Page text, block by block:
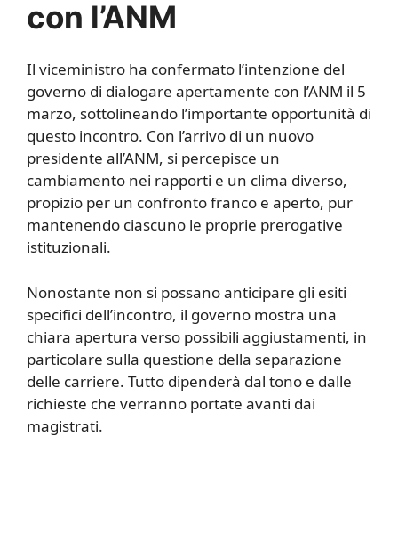
con l’ANM
Il viceministro ha confermato l’intenzione del
governo di dialogare apertamente con l’ANM il 5
marzo, sottolineando l’importante opportunità di
questo incontro. Con l’arrivo di un nuovo
presidente all’ANM, si percepisce un
cambiamento nei rapporti e un clima diverso,
propizio per un confronto franco e aperto, pur
mantenendo ciascuno le proprie prerogative
istituzionali.
Nonostante non si possano anticipare gli esiti
specifici dell’incontro, il governo mostra una
chiara apertura verso possibili aggiustamenti, in
particolare sulla questione della separazione
delle carriere. Tutto dipenderà dal tono e dalle
richieste che verranno portate avanti dai
magistrati.